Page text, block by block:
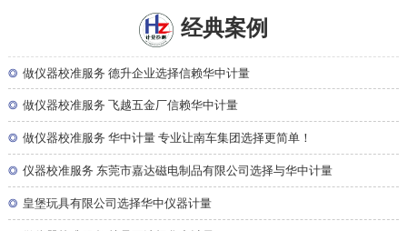
经典案例
◎ 做仪器校准服务 德升企业选择信赖华中计量
◎ 做仪器校准服务 飞越五金厂信赖华中计量
◎ 做仪器校准服务 华中计量 专业让南车集团选择更简单！
◎ 仪器校准服务 东莞市嘉达磁电制品有限公司选择与华中计量
◎ 皇堡玩具有限公司选择华中仪器计量